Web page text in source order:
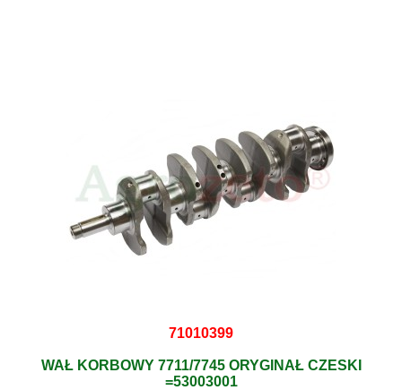
71010399
WAŁ KORBOWY 7711/7745 ORYGINAŁ CZESKI
=53003001